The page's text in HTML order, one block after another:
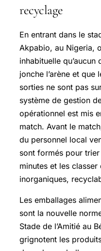
recyclage
En entrant dans le
Akpabio, au Nigeria,
inhabituelle
jonche l’arène et que
sorties ne sont pas
système de gestion
opérationnel est mis
match. Avant le
du personnel local
sont formés pour
minutes et les classer
inorganiques,
Les emballages
sont la nouvelle
Stade de l’Amitié au
grignotent les